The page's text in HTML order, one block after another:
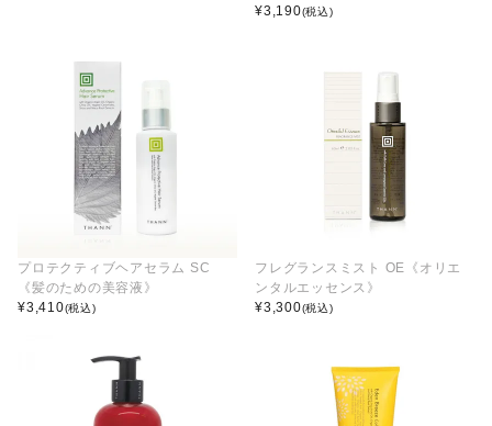
¥3,190(税込)
プロテクティブヘアセラム SC
《髪のための美容液》
¥3,410(税込)
フレグランスミスト OE《オリエ
ンタルエッセンス》
¥3,300(税込)